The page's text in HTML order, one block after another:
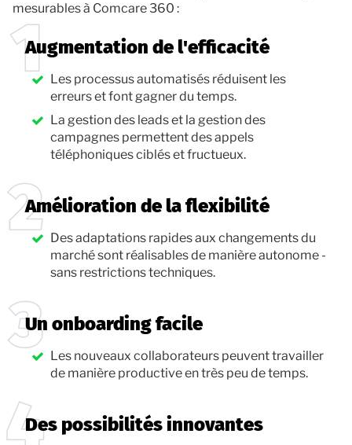
mesurables à Comcare 360 :
Augmentation de l'efficacité
Les processus automatisés réduisent les
erreurs et font gagner du temps.
La gestion des leads et la gestion des
campagnes permettent des appels
téléphoniques ciblés et fructueux.
Amélioration de la flexibilité
Des adaptations rapides aux changements du
marché sont réalisables de manière autonome -
sans restrictions techniques.
Un onboarding facile
Les nouveaux collaborateurs peuvent travailler
de manière productive en très peu de temps.
Des possibilités innovantes